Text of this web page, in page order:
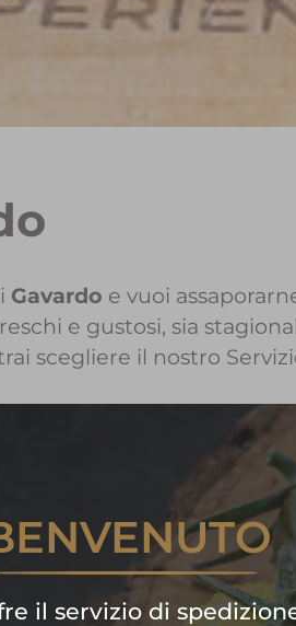
Gavardo e vuoi
e gustosi, sia
scegliere il nostro
sui Prodotti
Contattaci!
la tua spesa di
il servizio di